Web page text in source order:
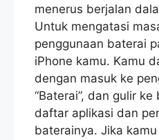
menerus berjalan
Untuk mengatasi
penggunaan baterai
iPhone kamu. Kamu
dengan masuk ke
“Baterai”, dan gulir
daftar aplikasi dan
baterainya. Jika